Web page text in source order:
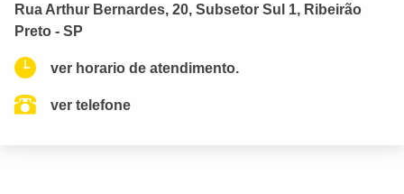
Rua Arthur Bernardes, 20, Subsetor Sul 1, Ribeirão
Preto - SP
ver horario de atendimento.
ver telefone